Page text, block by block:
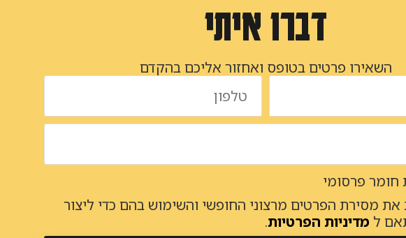
דברו איתי
השאירו פרטים בטופס ואחזור אליכם בהקדם
פרסומי
מסירת הפרטים מרצוני החופשי והשימוש בהם כדי ליצור
ל מדיניות הפרטיות.